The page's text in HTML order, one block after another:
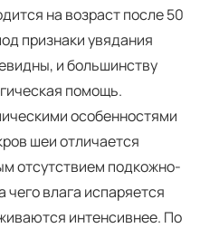
на возраст после 50
признаки увядания
и большинству
помощь.
особенностями
шеи отличается
отсутствием подкожно-
чего влага испаряется
интенсивнее. По